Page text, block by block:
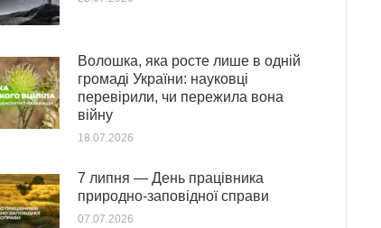
Волошка, яка росте лише в одній
громаді України: науковці
перевірили, чи пережила вона
війну
18.07.2026
7 липня — День працівника
природно-заповідної справи
07.07.2026